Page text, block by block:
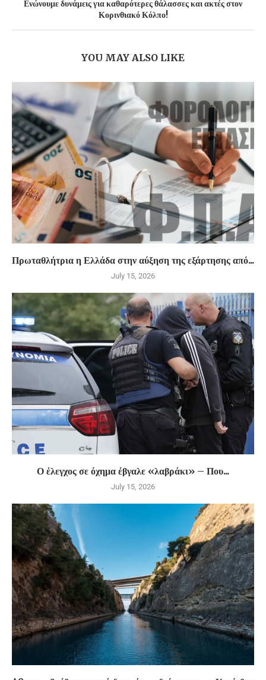
Ενώνουμε δυνάμεις για καθαρότερες θάλασσες και ακτές στον
Κορινθιακό Κόλπο!
YOU MAY ALSO LIKE
Πρωταθλήτρια η Ελλάδα στην αύξηση της εξάρτησης από...
July 15, 2026
Ο έλεγχος σε όχημα έβγαλε «λαβράκι» – Που...
July 15, 2026